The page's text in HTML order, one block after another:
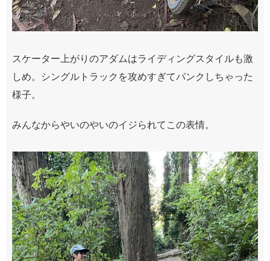
スケーター上がりのアダムはライディングスタイルも激
しめ。シングルトラックを攻めすぎてパンクしちゃった
様子。
みんなからやいのやいのイジられてこの表情。